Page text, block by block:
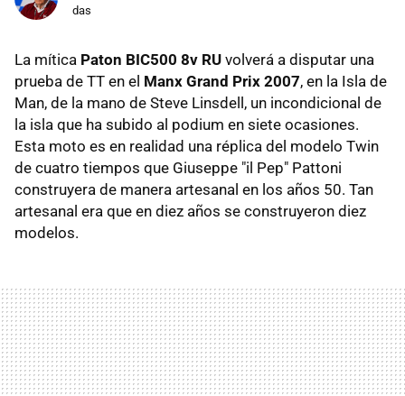
das
La mítica Paton BIC500 8v RU volverá a disputar una
prueba de TT en el Manx Grand Prix 2007, en la Isla de
Man, de la mano de Steve Linsdell, un incondicional de
la isla que ha subido al podium en siete ocasiones.
Esta moto es en realidad una réplica del modelo Twin
de cuatro tiempos que Giuseppe "il Pep" Pattoni
construyera de manera artesanal en los años 50. Tan
artesanal era que en diez años se construyeron diez
modelos.